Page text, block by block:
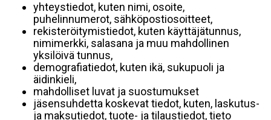
yhteystiedot, kuten nimi, osoite,
puhelinnumerot, sähköpostiosoitteet,
rekisteröitymistiedot, kuten käyttäjätunnus,
nimimerkki, salasana ja muu mahdollinen
yksilöivä tunnus,
demografiatiedot, kuten ikä, sukupuoli ja
äidinkieli,
mahdolliset luvat ja suostumukset
jäsensuhdetta koskevat tiedot, kuten, laskutus-
ja maksutiedot, tuote- ja tilaustiedot, tieto